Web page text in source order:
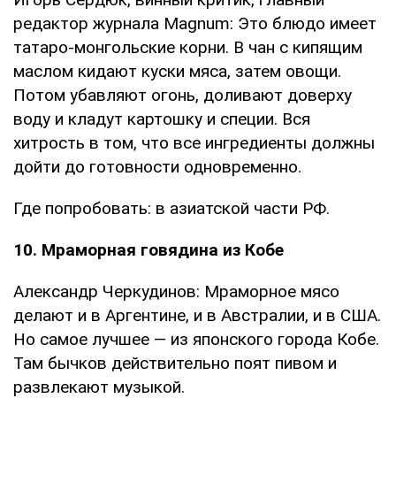
редактор журнала Magnum: Это блюдо имеет
татаро-монгольские корни. В чан с кипящим
маслом кидают куски мяса, затем овощи.
Потом убавляют огонь, доливают доверху
воду и кладут картошку и специи. Вся
хитрость в том, что все ингредиенты должны
дойти до готовности одновременно.
Где попробовать: в азиатской части РФ.
10. Мраморная говядина из Кобе
Александр Черкудинов: Мраморное мясо
делают и в Аргентине, и в Австралии, и в США.
Но самое лучшее — из японского города Кобе.
Там бычков действительно поят пивом и
развлекают музыкой.